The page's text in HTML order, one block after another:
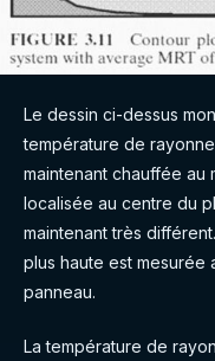
Le dessin ci-dessus
température de
maintenant chauffée au
localisée au centre du
maintenant très
plus haute est mesurée
panneau.
La température de